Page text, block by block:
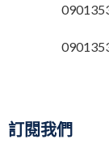
訂閱我們